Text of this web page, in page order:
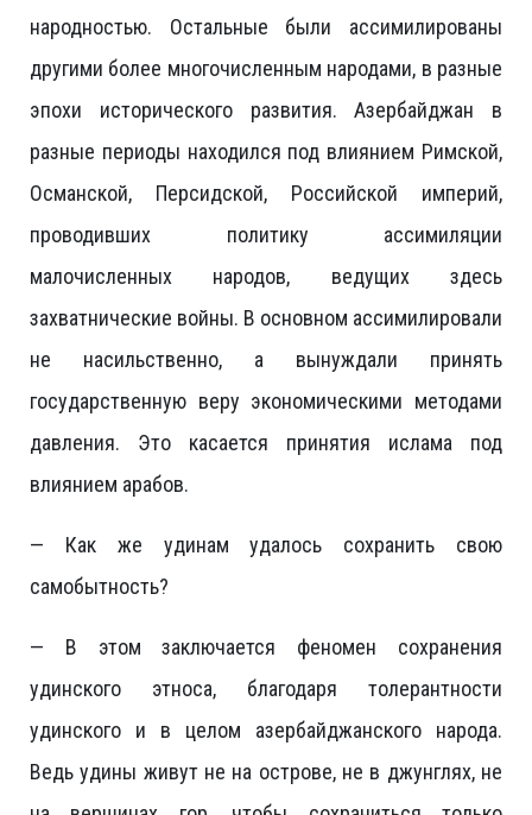
народностью. Остальные были ассимилированы
другими более многочисленным народами, в разные
эпохи исторического развития. Азербайджан в
разные периоды находился под влиянием Римской,
Османской, Персидской, Российской империй,
проводивших политику ассимиляции
малочисленных народов, ведущих здесь
захватнические войны. В основном ассимилировали
не насильственно, а вынуждали принять
государственную веру экономическими методами
давления. Это касается принятия ислама под
влиянием арабов.
— Как же удинам удалось сохранить свою
самобытность?
— В этом заключается феномен сохранения
удинского этноса, благодаря толерантности
удинского и в целом азербайджанского народа.
Ведь удины живут не на острове, не в джунглях, не